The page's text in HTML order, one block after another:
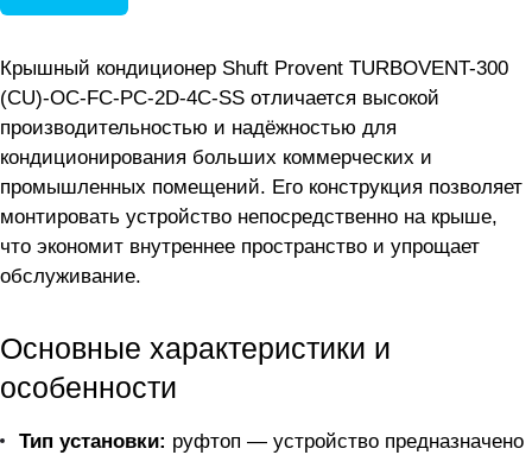
Крышный кондиционер Shuft Provent TURBOVENT-300
(CU)-OC-FC-PC-2D-4C-SS отличается высокой
производительностью и надёжностью для
кондиционирования больших коммерческих и
промышленных помещений. Его конструкция позволяет
монтировать устройство непосредственно на крыше,
что экономит внутреннее пространство и упрощает
обслуживание.
Основные характеристики и
особенности
Тип установки: руфтоп — устройство предназначено